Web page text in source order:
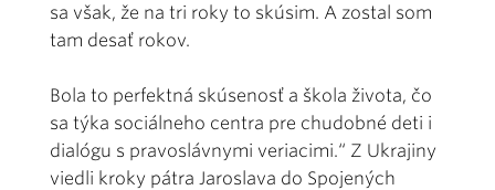
sa však, že na tri roky to skúsim. A zostal som
tam desať rokov.
Bola to perfektná skúsenosť a škola života, čo
sa týka sociálneho centra pre chudobné deti i
dialógu s pravoslávnymi veriacimi.“ Z Ukrajiny
viedli kroky pátra Jaroslava do Spojených